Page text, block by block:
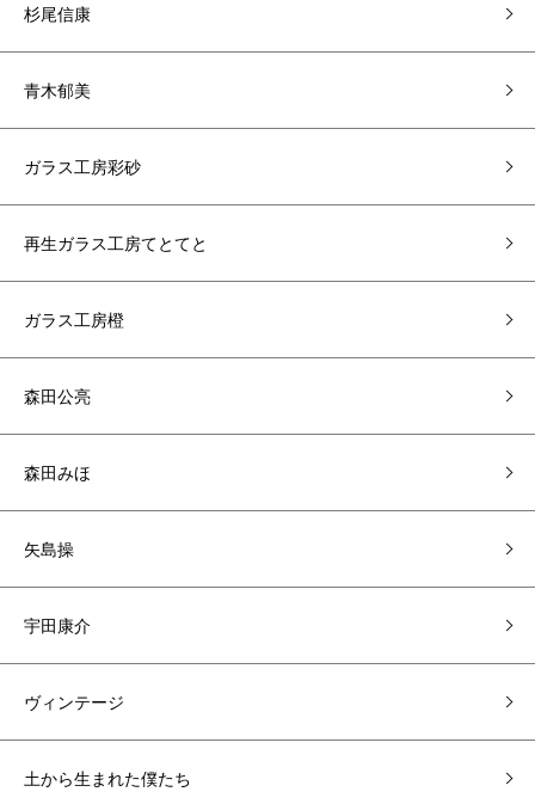
杉尾信康
青木郁美
ガラス工房彩砂
再生ガラス工房てとてと
ガラス工房橙
森田公亮
森田みほ
矢島操
宇田康介
ヴィンテージ
土から生まれた僕たち